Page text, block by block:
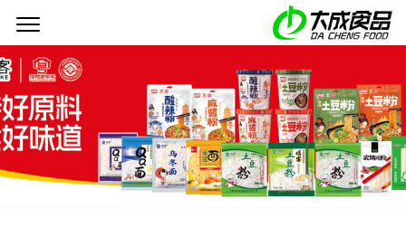
>
<